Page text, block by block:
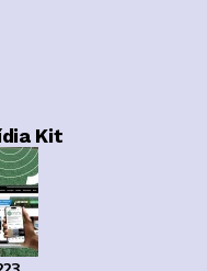
Kit